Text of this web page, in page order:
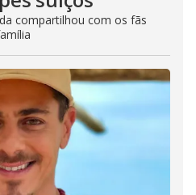
compartilhou com os fãs